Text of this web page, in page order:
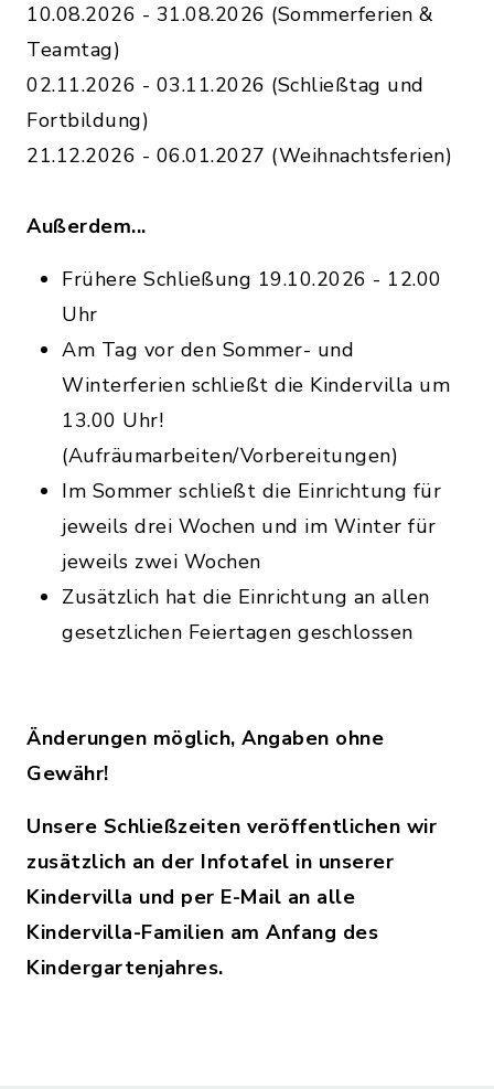
10.08.2026 - 31.08.2026 (Sommerferien &
Teamtag)
02.11.2026 - 03.11.2026 (Schließtag und
Fortbildung)
21.12.2026 - 06.01.2027 (Weihnachtsferien)
Außerdem...
Frühere Schließung 19.10.2026 - 12.00
Uhr
Am Tag vor den Sommer- und
Winterferien schließt die Kindervilla um
13.00 Uhr!
(Aufräumarbeiten/Vorbereitungen)
Im Sommer schließt die Einrichtung für
jeweils drei Wochen und im Winter für
jeweils zwei Wochen
Zusätzlich hat die Einrichtung an allen
gesetzlichen Feiertagen geschlossen
Änderungen möglich, Angaben ohne
Gewähr!
Unsere Schließzeiten veröffentlichen wir
zusätzlich an der Infotafel in unserer
Kindervilla und per E-Mail an alle
Kindervilla-Familien am Anfang des
Kindergartenjahres.